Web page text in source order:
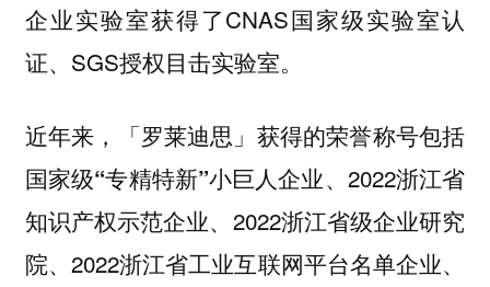
企业实验室获得了CNAS国家级实验室认
证、SGS授权目击实验室。
近年来，「罗莱迪思」获得的荣誉称号包括
国家级“专精特新”小巨人企业、 2022浙江省
知识产权示范企业、2022浙江省级企业研究
院、2022浙江省工业互联网平台名单企业、